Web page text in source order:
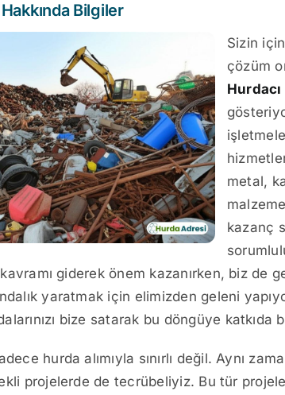
Bilgiler
Sizin
çözüm
Hurdacı
metal,
kazanç
giderek önem kazanırken, biz de
yaratmak için elimizden geleni
bize satarak bu döngüye katkıda
hurda alımıyla sınırlı değil. Aynı
projelerde de tecrübeliyiz. Bu tür